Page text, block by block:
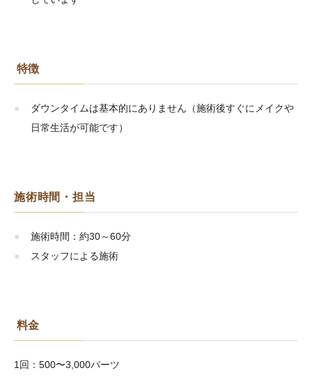
特徴
ダウンタイムは基本的にありません（施術後すぐにメイクや
日常生活が可能です）
施術時間・担当
施術時間：約30～60分
スタッフによる施術
料金
1回：500〜3,000バーツ